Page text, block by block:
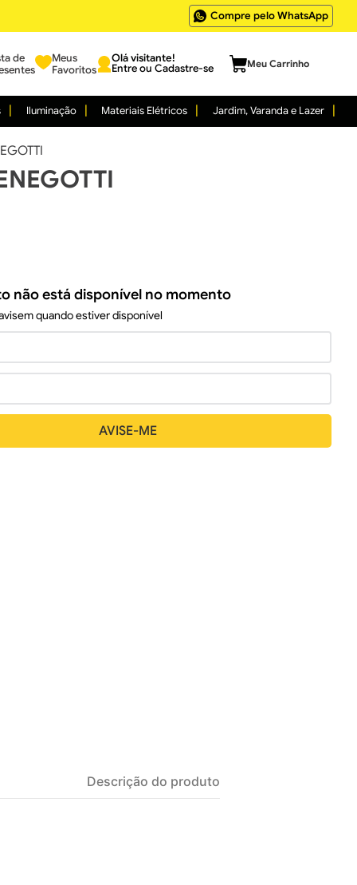
Compre pelo WhatsApp
de
Meus
Favoritos
Entre ou Cadastre-se
Iluminação Materiais Elétricos Jardim, Varanda e Lazer
não está disponível no momento
quando estiver disponível
Descrição do produto